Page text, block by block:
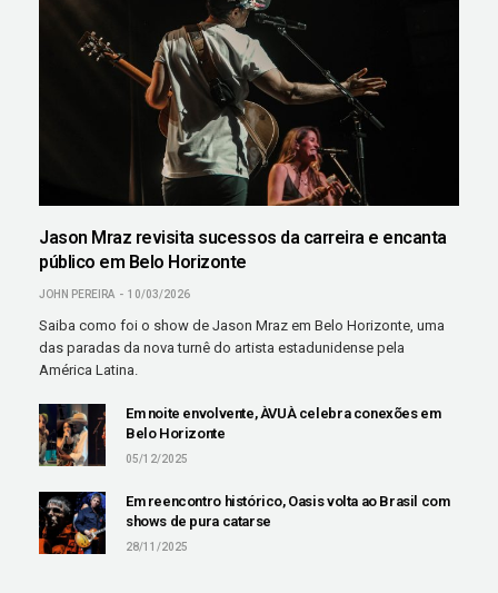
Jason Mraz revisita sucessos da carreira e encanta
público em Belo Horizonte
JOHN PEREIRA 10/03/2026
Saiba como foi o show de Jason Mraz em Belo Horizonte, uma
das paradas da nova turnê do artista estadunidense pela
América Latina.
Em noite envolvente, ÀVUÀ celebra conexões em
Belo Horizonte
05/12/2025
Em reencontro histórico, Oasis volta ao Brasil com
shows de pura catarse
28/11/2025